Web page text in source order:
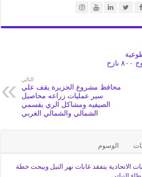
للنازحين ولاية سنار تفوج ٨٠٠ نازح
التالي
محافظ مشروع الجزيرة يقف علي
سير عمليات زراعه محاصيل
الصيفيه ومشاكل الري بقسمي
الشمالي والشمالي الغربي
الوسوم
الاتحادية يتفقد غابات نهر النيل ويبحث خطة